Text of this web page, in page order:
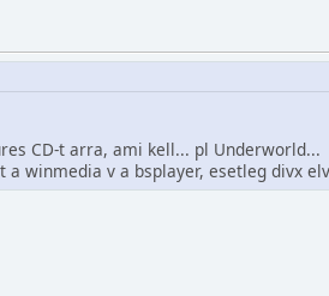
CD-t arra, ami kell... pl Underworld...
winmedia v a bsplayer, esetleg divx